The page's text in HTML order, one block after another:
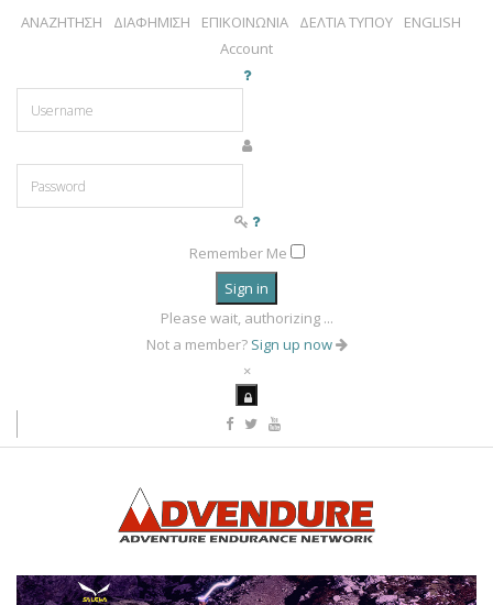
ΑΝΑΖΗΤΗΣΗ ΔΙΑΦΗΜΙΣΗ ΕΠΙΚΟΙΝΩΝΙΑ ΔΕΛΤΙΑ ΤΥΠΟΥ
ENGLISH
Account
Remember Me
Sign in
Please wait, authorizing ...
Not a member? Sign up now
×